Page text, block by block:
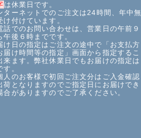
は休業日です。
ーネットでのご注文は24時間、年中無
け付けています。
でのお問い合わせは、営業日の午前９
午後６時までです。
日の指定はご注文の途中で「お支払方
届け時間等の指定」画面から指定するこ
来ます。弊社休業日でもお届けの指定は
。
人のお客様で初回ご注文分はご入金確認
荷となりますのでご指定日にお届けでき
合がありますのでご了承ください。